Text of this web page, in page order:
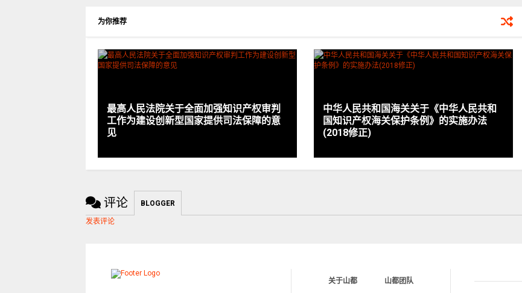
为你推荐
最高人民法院关于全面加强知识产权审判
工作为建设创新型国家提供司法保障的意
见
中华人民共和国海关关于《中华人民共和
国知识产权海关保护条例》的实施办法
(2018修正)
评论 BLOGGER
发表评论
关于山都 山都团队